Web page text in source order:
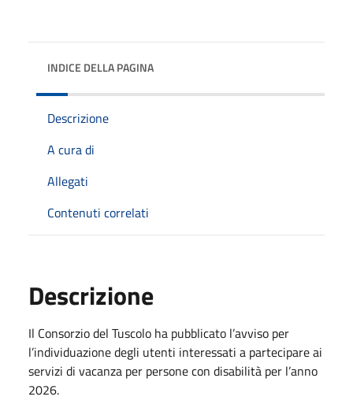
INDICE DELLA PAGINA
Descrizione
A cura di
Allegati
Contenuti correlati
Descrizione
Il Consorzio del Tuscolo ha pubblicato l’avviso per
l’individuazione degli utenti interessati a partecipare ai
servizi di vacanza per persone con disabilità per l’anno
2026.